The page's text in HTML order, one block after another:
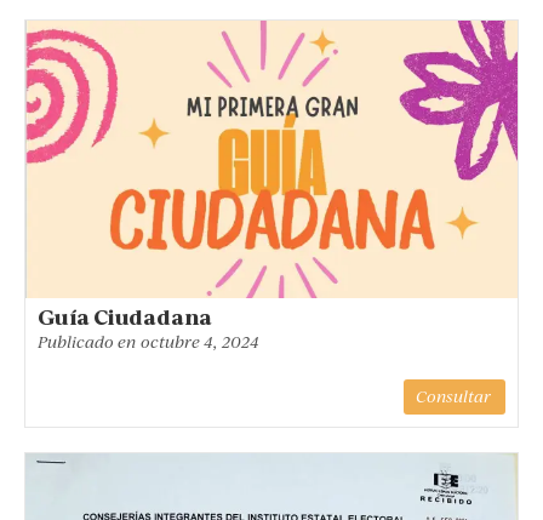
Guía Ciudadana
Publicado en octubre 4, 2024
Consultar